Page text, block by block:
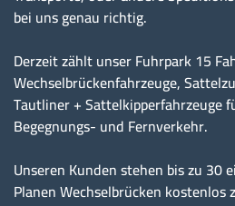
bei uns genau richtig.
Derzeit zählt unser Fuhrpark 15
Wechselbrückenfahrzeuge,
Tautliner + Sattelkipperfahrzeuge
Begegnungs- und Fernverkehr.
Unseren Kunden stehen bis zu 30
Planen Wechselbrücken kostenlos